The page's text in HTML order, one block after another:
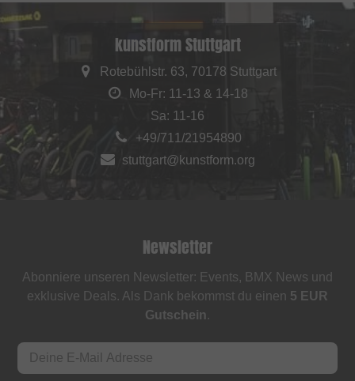
kunstform Stuttgart
Rotebühlstr. 63, 70178 Stuttgart
Mo-Fr: 11-13 & 14-18
Sa: 11-16
+49/711/21954890
stuttgart@kunstform.org
Newsletter
Abonniere unseren Newsletter: Events, BMX News und
exklusive Deals. Als Dank bekommst du einen 5 EUR
Gutschein.